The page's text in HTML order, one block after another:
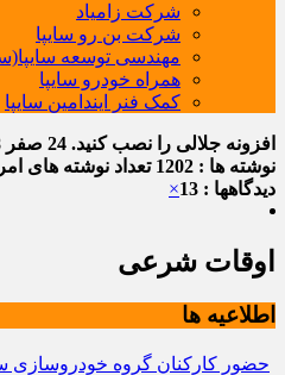
شرکت زامیاد
شرکت بن رو سایپا
مهندسی توسعه
همراه خودرو سایپا
کمک فنر ایندامین سایپا
افزونه جلالی را نصب کنید. 24 صفر 1448
نوشته ها : 1202
تعداد نوشته های
دیدگاهها : 13
×
اوقات شرعی
اطلاعیه ها
حضور کارکنان گروه خودروسازی